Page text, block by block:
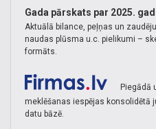
Gada pārskats par 2025.
Aktuālā bilance, peļņas un
naudas plūsma u.c. pielikumi –
formāts.
Piegādā
meklēšanas iespējas konsolidētā
datu bāzē.